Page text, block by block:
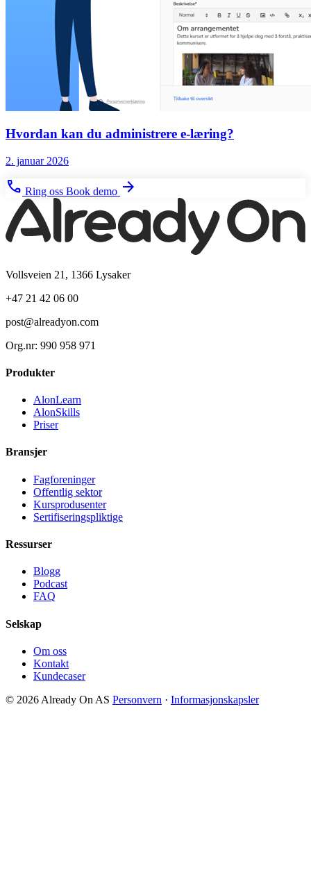
Hvordan kan du administrere e-læring?
2. januar 2026
phone Ring oss Book demo arrow_forward
Vollsveien 21, 1366 Lysaker
+47 21 42 06 00
post@alreadyon.com
Org.nr: 990 958 971
Produkter
AlonLearn
AlonSkills
Priser
Bransjer
Fagforeninger
Offentlig sektor
Kursprodusenter
Sertifiseringspliktige
Ressurser
Blogg
Podcast
FAQ
Selskap
Om oss
Kontakt
Kundecaser
© 2026 Already On AS Personvern · Informasjonskapsler